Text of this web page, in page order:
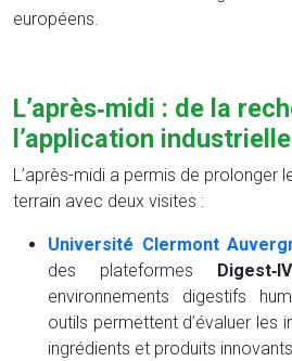
européens.
L’après‑midi : de la
l’application industrielle
L’après-midi a permis de prolonger
terrain avec deux visites :
Université Clermont
des plateformes
Digest‑IV
environnements digestifs
outils permettent d’évaluer les
ingrédients et produits